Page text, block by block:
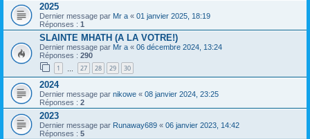
2025
Dernier message par Mr a « 01 janvier 2025, 18:19
Réponses : 1
SLAINTE MHATH (A LA VOTRE!)
Dernier message par Mr a « 06 décembre 2024, 13:24
Réponses : 290
1 27 28 29 30
2024
Dernier message par nikowe « 08 janvier 2024, 23:25
Réponses : 2
2023
Dernier message par Runaway689 « 06 janvier 2023, 14:42
Réponses : 5